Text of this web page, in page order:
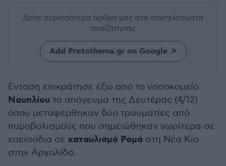
Δείτε περισσότερα άρθρα μας στα αποτελέσματα
αναζήτησης
Add Protothema.gr on Google
Ένταση επικράτησε έξω από το νοσοκομείο
Ναυπλίου το απόγευμα της Δευτέρας (4/12)
όπου μεταφέρθηκαν δύο τραυματίες από
πυροβολισμούς που σημειώθηκαν νωρίτερα σε
επεισόδια σε καταυλισμό Ρομά στη Νέα Κίο
στην Αργολίδα.